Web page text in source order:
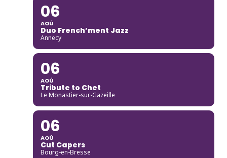
06
AOÛ
Duo French’ment Jazz
Annecy
06
AOÛ
Tribute to Chet
Le Monastier-sur-Gazeille
06
AOÛ
Cut Capers
Bourg-en-Bresse